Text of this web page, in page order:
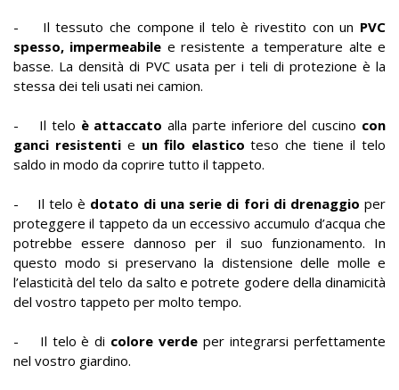
- Il tessuto che compone il telo è rivestito con un PVC
spesso, impermeabile e resistente a temperature alte e
basse. La densità di PVC usata per i teli di protezione è la
stessa dei teli usati nei camion.
- Il telo è attaccato alla parte inferiore del cuscino con
ganci resistentie un filo elastico teso che tiene il telo
saldo in modo da coprire tutto il tappeto.
- Il telo è dotato di una serie di fori di drenaggio per
proteggere il tappeto da un eccessivo accumulo d’acqua che
potrebbe essere dannoso per il suo funzionamento. In
questo modo si preservano la distensione delle molle e
l’elasticità del telo da salto e potrete godere della dinamicità
del vostro tappeto per molto tempo.
- Il telo è di colore verde per integrarsi perfettamente
nel vostro giardino.